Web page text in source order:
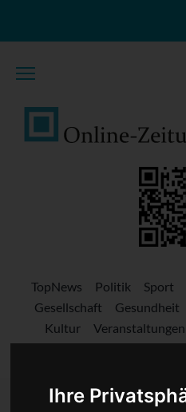
Ihre
TopNews Politik Sport
Gesellschaft
Gesundheit
Kultur
Veranstaltungen